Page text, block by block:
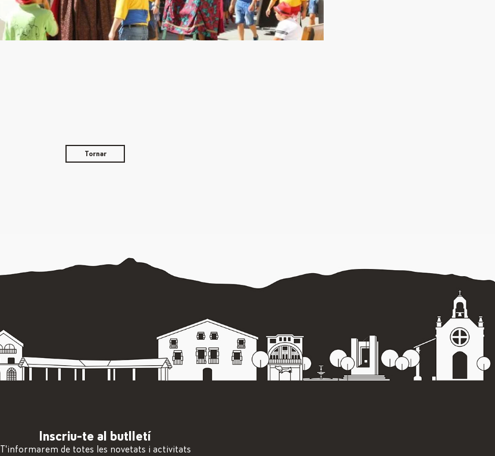
Tornar
Inscriu-te al butlletí
T'informarem de totes les novetats i activitats